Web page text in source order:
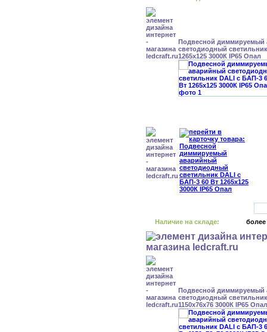
Подвесной диммируемый
светодиодный
1265x125 3000К IP65 Опал
Наличие на складе: более
Подвесной диммируемый
светодиодный
1150x76x76 3000К IP65 Опал